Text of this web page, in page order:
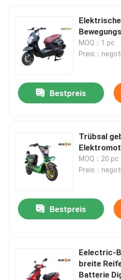
MOQ：1 pc
Preis：
Bestpreis
Trübsal
MOQ：20 pc
Preis：
Bestpreis
Eelectric-
breite
Batterie